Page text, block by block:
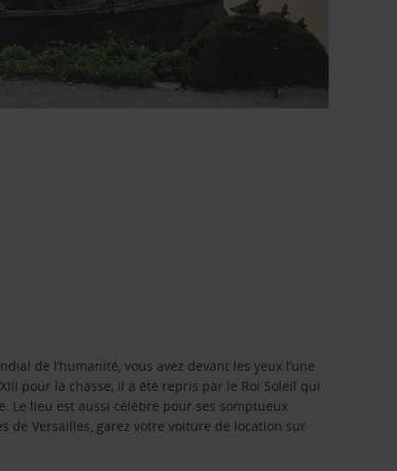
de l’humanité, vous avez devant les yeux l’une
pour la chasse, il a été repris par le Roi Soleil qui
Le lieu est aussi célèbre pour ses somptueux
de Versailles, garez votre voiture de location sur